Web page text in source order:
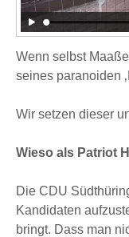
Wenn selbst
seines paranoiden
Wir setzen dieser
Wieso als Patriot
Die CDU
Kandidaten
bringt. Dass man